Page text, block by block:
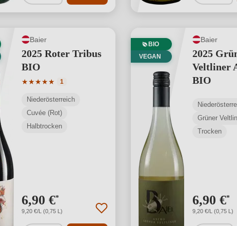
Baier
2025 Roter Tribus
BIO
★★★★★
Durchschnittliche Bewertung von 5 von 5 Sternen
1
Niederösterreich
Cuvée (Rot)
Halbtrocken
6,90 €*
9,20 €/L (0,75 L)
BIO
VEGAN
Baier
2025
Veltliner
BIO
Grüner
Trocken
6,90 €*
9,20 €/L (0,75 L)